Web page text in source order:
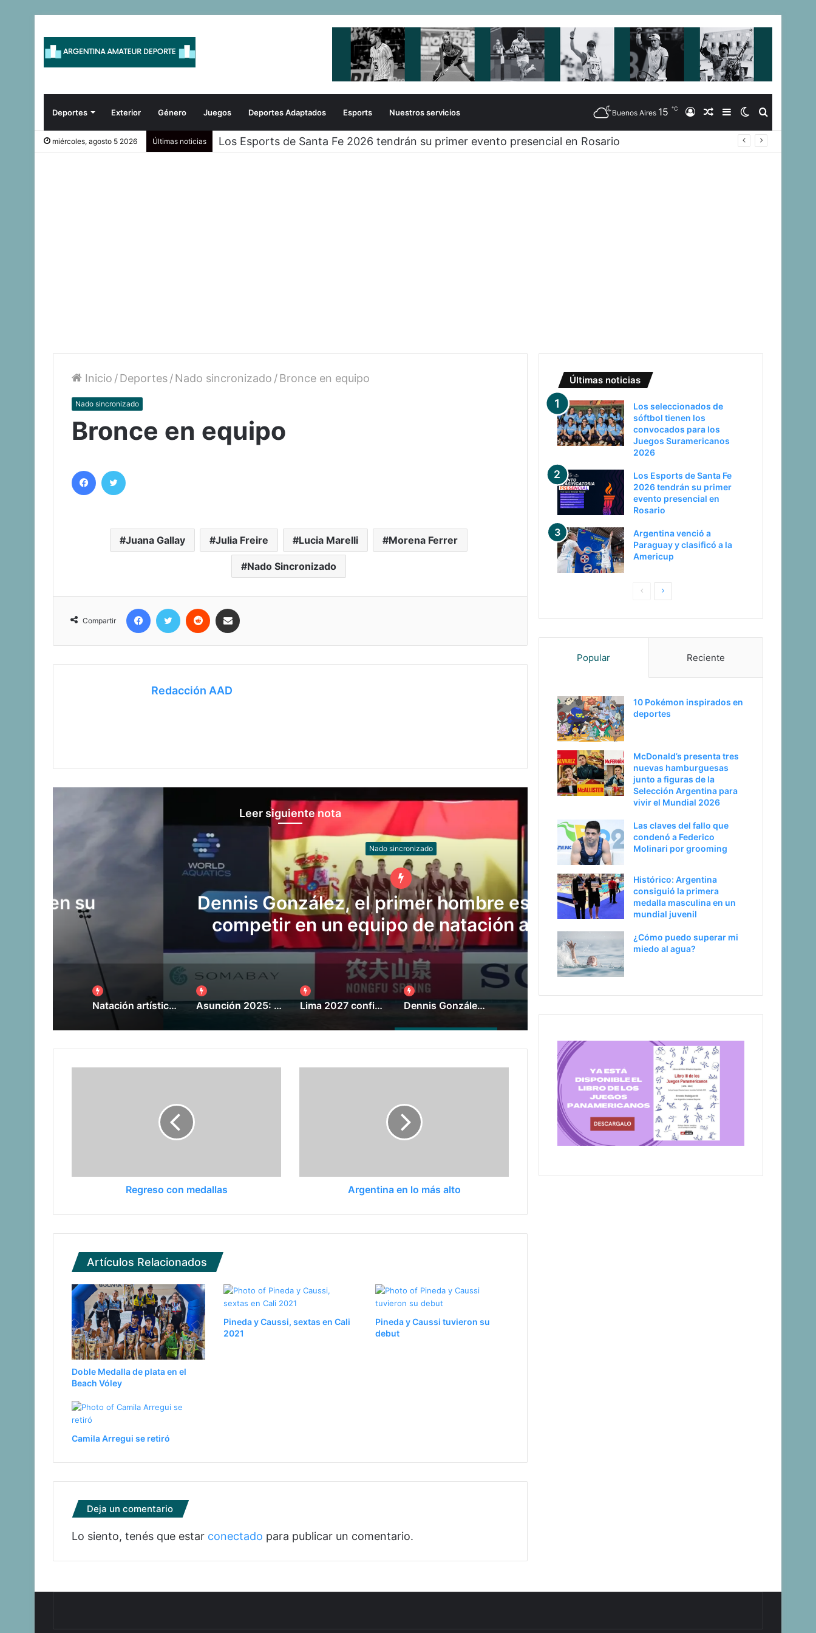
Deportes Exterior Género Juegos Deportes Adaptados Esports Nuestros servicios Buscar
Switch
skin
Barra
Lateral
Artículo
Aleatorio
Iniciar
Sesión
Buenos Aires 15 ℃
miércoles, agosto 5 2026 Últimas noticias Los Esports de Santa Fe 2026 tendrán su primer evento presencial en Rosario
Inicio /Deportes/Nado sincronizado /Bronce en equipo
Nado sincronizado
Bronce en equipo
Juana Gallay Julia Freire Lucia Marelli Morena Ferrer
Nado Sincronizado
Compartir
Redacción AAD
Leer siguiente nota
Nado sincronizado
Dennis González, el primer hombre español en
competir en un equipo de natación artística
Natación artística:
Juegos Suramericanos
Natación artística: Equipo definido para Juegos Suramericanos Santa Fe 2026 Asunción 2025: delegación argentina Lima 2027 confirmó 36 deportes en su programa Dennis González, el primer hombre español en competir en un equipo de natación artística
Regreso con medallas Argentina en lo más alto
Artículos Relacionados
Doble Medalla de plata en el
Beach Vóley
Pineda y Caussi, sextas en Cali
2021
Pineda y Caussi tuvieron su
debut
Camila Arregui se retiró
Deja un comentario
Lo siento, tenés que estar conectado para publicar un comentario.
Últimas noticias
Los seleccionados de
sóftbol tienen los
convocados para los
Juegos Suramericanos
2026
Los Esports de Santa Fe
2026 tendrán su primer
evento presencial en
Rosario
Argentina venció a
Paraguay y clasificó a la
Americup
n
r
i
o
e
t
á
g
i
a
Popular Reciente
10 Pokémon inspirados en
deportes
McDonald’s presenta tres
nuevas hamburguesas
junto a figuras de la
Selección Argentina para
vivir el Mundial 2026
Las claves del fallo que
condenó a Federico
Molinari por grooming
Histórico: Argentina
consiguió la primera
medalla masculina en un
mundial juvenil
¿Cómo puedo superar mi
miedo al agua?